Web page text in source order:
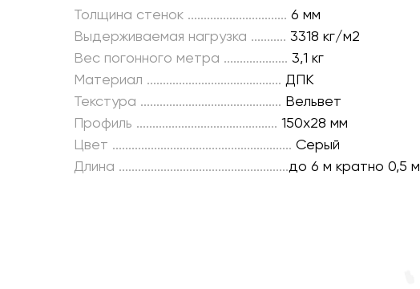
Толщина стенок ............................... 6 мм
Выдерживаемая нагрузка ........... 3318 кг/м2
Вес погонного метра .................... 3,1 кг
Материал .......................................... ДПК
Текстура ............................................ Вельвет
Профиль ............................................ 150х28 мм
Цвет ........................................................ Серый
Длина .....................................................до 6 м кратно 0,5 м